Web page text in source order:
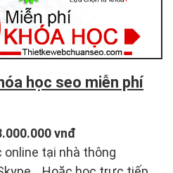
học seo miễn phí
vnđ
online tại nhà thông